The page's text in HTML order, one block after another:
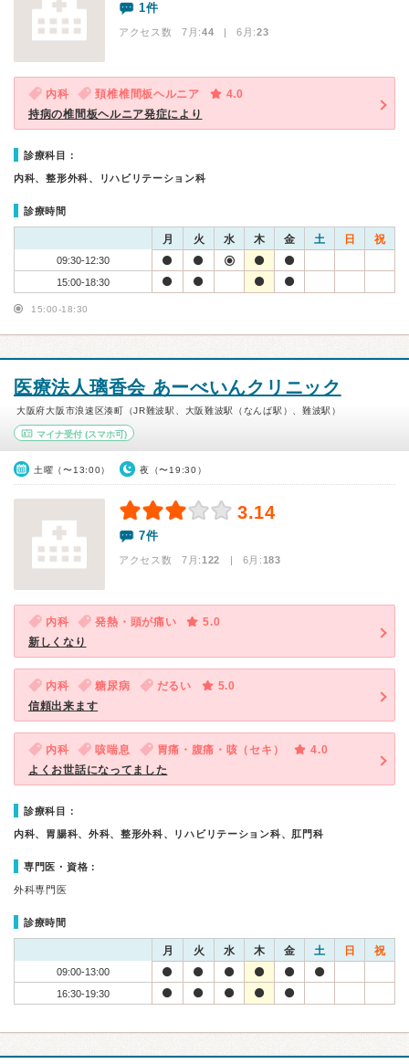
1件
アクセス数 7月:44 | 6月:23
内科 頚椎椎間板ヘルニア
4.0
持病の椎間板ヘルニア発症により
診療科目：
内科、整形外科、リハビリテーション科
診療時間
月 火 水 木 金 土 日 祝
09:30-12:30
15:00-18:30
15:00-18:30
医療法人璃香会 あーべいんクリニック
大阪府大阪市浪速区湊町（JR難波駅、大阪難波駅（なんば駅）、難波駅）
マイナ受付 (スマホ可)
土曜（〜13:00） 夜（〜19:30）
3.14
7件
アクセス数 7月:122 | 6月:183
内科 発熱・頭が痛い
5.0
新しくなり
内科 糖尿病 だるい
5.0
信頼出来ます
内科 咳喘息 胃痛・腹痛・咳（セキ）
4.0
よくお世話になってました
診療科目：
内科、胃腸科、外科、整形外科、リハビリテーション科、肛門科
専門医・資格：
外科専門医
診療時間
月 火 水 木 金 土 日 祝
09:00-13:00
16:30-19:30